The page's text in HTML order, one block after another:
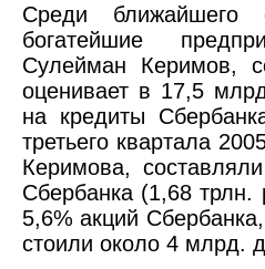
Среди ближайшего
богатейшие
Сулейман Керимов,
оценивает в 17,5
на кредиты
третьего квартала
Керимова,
Сбербанка (1,68
5,6% акций
стоили около 4 млрд.